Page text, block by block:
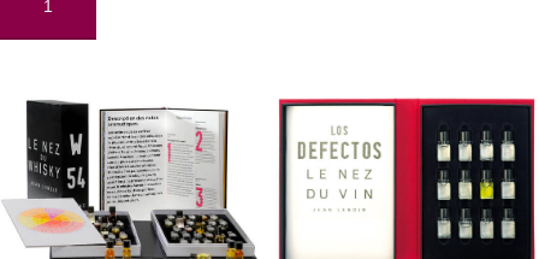
AÑADIR AL CARRITO